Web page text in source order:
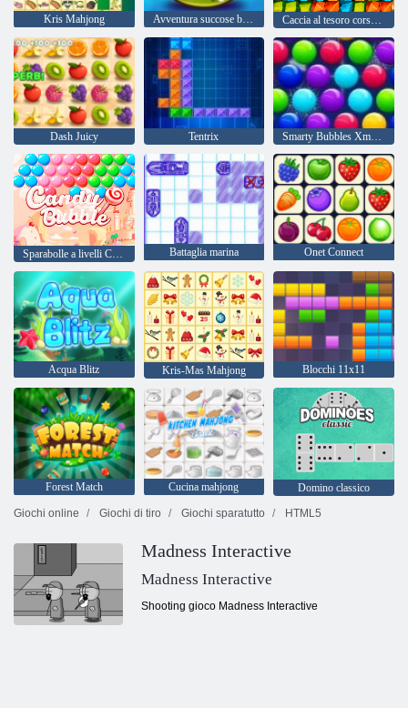
Kris Mahjong Avventura succose bacche Caccia al tesoro corsa all'oro
Dash Juicy Tentrix Smarty Bubbles Xmas Edition
Battaglia marina Onet Connect
Acqua Blitz Kris-Mas Mahjong Blocchi 11x11
Forest Match Cucina mahjong
Domino classico
Giochi online
Giochi di tiro Giochi sparatutto HTML5
Madness Interactive
Madness Interactive
Shooting gioco Madness Interactive